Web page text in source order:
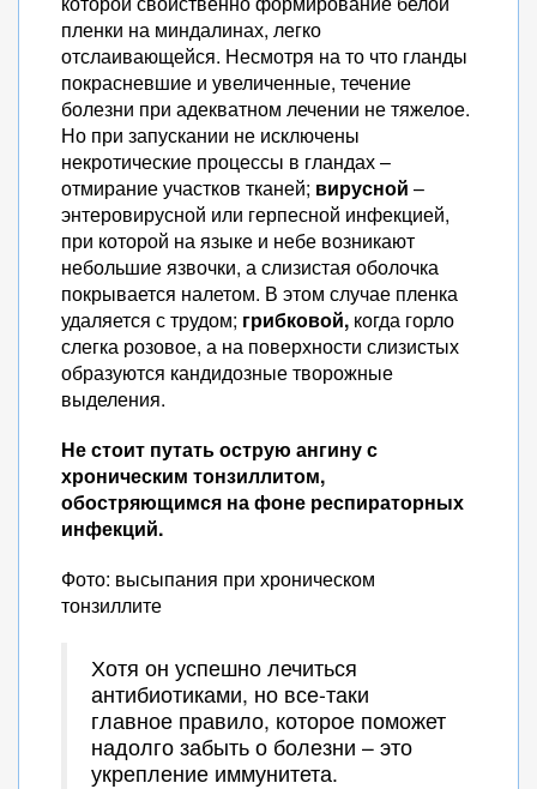
пленки на миндалинах, легко
отслаивающейся. Несмотря на то что гланды
покрасневшие и увеличенные, течение
болезни при адекватном лечении не тяжелое.
Но при запускании не исключены
некротические процессы в гландах –
отмирание участков тканей; вирусной –
энтеровирусной или герпесной инфекцией,
при которой на языке и небе возникают
небольшие язвочки, а слизистая оболочка
покрывается налетом. В этом случае пленка
удаляется с трудом; грибковой, когда горло
слегка розовое, а на поверхности слизистых
образуются кандидозные творожные
выделения.
Не стоит путать острую ангину с
хроническим тонзиллитом,
обостряющимся на фоне респираторных
инфекций.
Фото: высыпания при хроническом
тонзиллите
Хотя он успешно лечиться
антибиотиками, но все-таки
главное правило, которое поможет
надолго забыть о болезни – это
укрепление иммунитета.